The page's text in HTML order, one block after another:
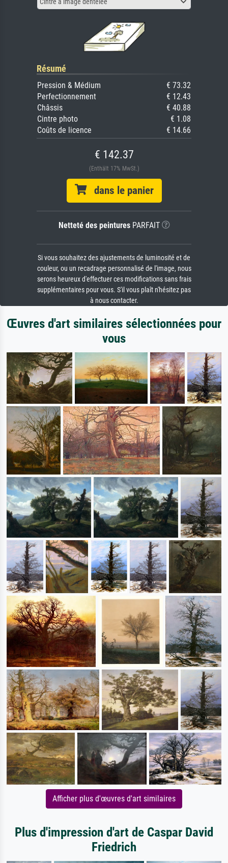
Résumé
Pression & Médium
€ 73.32
Perfectionnement
€ 12.43
Châssis
€ 40.88
Cintre photo
€ 1.08
Coûts de licence
€ 14.66
€ 142.37
(Enthält 17% MwSt.)
dans le panier
Netteté des peinturesPARFAIT
Si vous souhaitez des ajustements de luminosité et de
couleur, ou un recadrage personnalisé de l'image, nous
serons heureux d'effectuer ces modifications sans frais
supplémentaires pour vous. S'il vous plaît n'hésitez pas
à nous contacter.
Œuvres d'art similaires sélectionnées pour
vous
Afficher plus d'œuvres d'art similaires
Plus d'impression d'art de Caspar David
Friedrich